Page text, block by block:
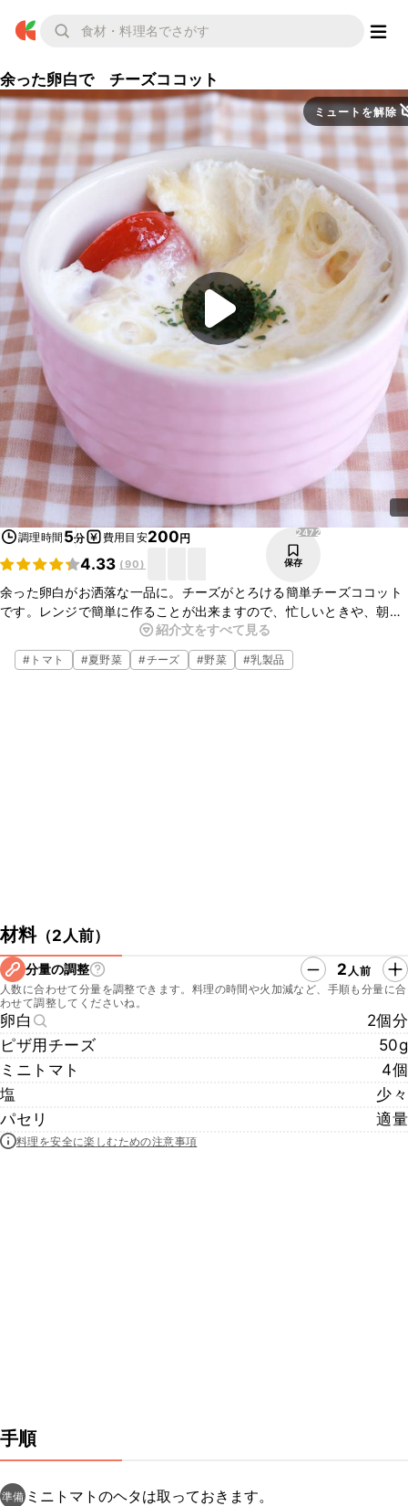
余った卵白で チーズココット
ミュートを解除
調理時間 5分 費用目安200円
4.33 (90)
2472
保存
余った卵白がお洒落な一品に。チーズがとろける簡単チーズココット
です。レンジで簡単に作ることが出来ますので、忙しいときや、朝食
などにもおすすめです。ほうれん草やベーコンを入れても美味しくお
作りいただけますので、ぜひお試し下さい。
紹介文をすべて見る
# トマト #夏野菜 #チーズ #野菜 #乳製品
材料（2人前）
分量の調整 2 人前
人数に合わせて分量を調整できます。料理の時間や火加減など、手順も分量に合
わせて調整してくださいね。
卵白
2個分
ピザ用チーズ
50g
ミニトマト
4個
塩
少々
パセリ
適量
料理を安全に楽しむための注意事項
手順
準備 ミニトマトのヘタは取っておきます。